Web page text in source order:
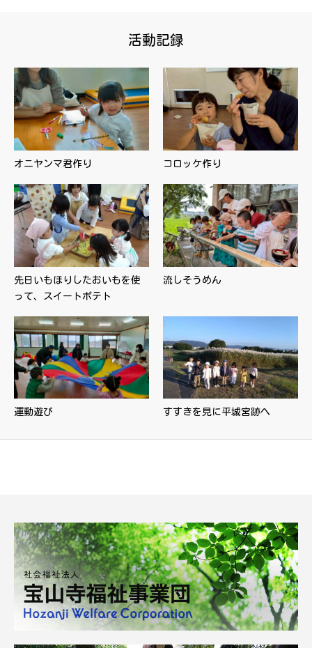
活動記録
オニヤンマ君作り コロッケ作り
先日いもほりしたおいもを使
って、スイートポテト
流しそうめん
運動遊び すすきを見に平城宮跡へ